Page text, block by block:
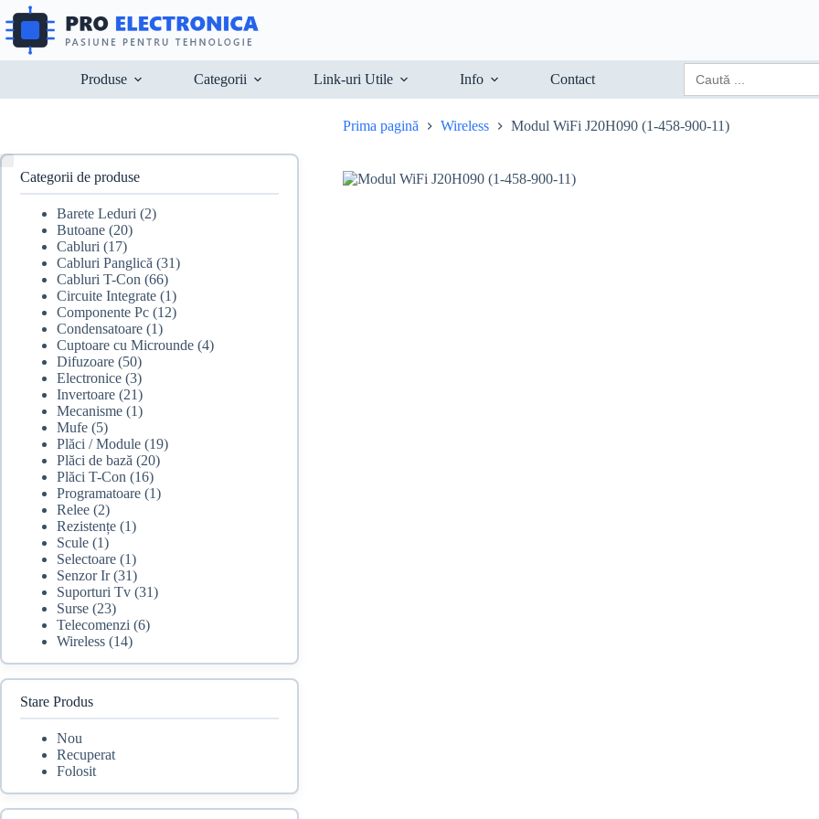
la
conținut
Produse Categorii Link-uri Utile Info Contact
Search
for:
Prima pagină Wireless Modul WiFi J20H090 (1-458-900-11)
Categorii de produse
Barete Leduri (2)
Butoane (20)
Cabluri (17)
Cabluri Panglică (31)
Cabluri T-Con (66)
Circuite Integrate (1)
Componente Pc (12)
Condensatoare (1)
Cuptoare cu Microunde (4)
Difuzoare (50)
Electronice (3)
Invertoare (21)
Mecanisme (1)
Mufe (5)
Plăci / Module (19)
Plăci de bază (20)
Plăci T-Con (16)
Programatoare (1)
Relee (2)
Rezistențe (1)
Scule (1)
Selectoare (1)
Senzor Ir (31)
Suporturi Tv (31)
Surse (23)
Telecomenzi (6)
Wireless (14)
Stare Produs
Nou
Recuperat
Folosit